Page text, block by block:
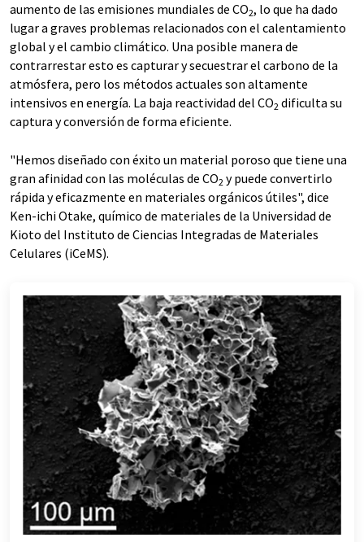
aumento de las emisiones mundiales de CO2, lo que ha dado
lugar a graves problemas relacionados con el calentamiento
global y el cambio climático. Una posible manera de
contrarrestar esto es capturar y secuestrar el carbono de la
atmósfera, pero los métodos actuales son altamente
intensivos en energía. La baja reactividad del CO2 dificulta su
captura y conversión de forma eficiente.
"Hemos diseñado con éxito un material poroso que tiene una
gran afinidad con las moléculas de CO2 y puede convertirlo
rápida y eficazmente en materiales orgánicos útiles", dice
Ken-ichi Otake, químico de materiales de la Universidad de
Kioto del Instituto de Ciencias Integradas de Materiales
Celulares (iCeMS).